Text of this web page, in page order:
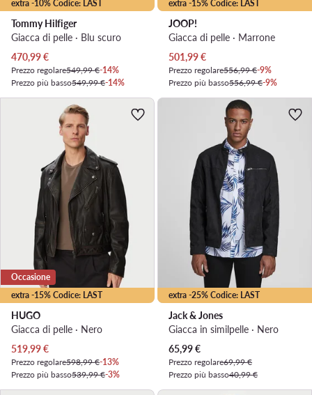
extra -10% Codice: LAST
Tommy Hilfiger
Giacca di pelle · Blu scuro
Prezzo attuale
470,99€
Prezzo regolare549,99 €-14%
Prezzo più basso549,99 €-14%
extra -15% Codice: LAST
JOOP!
Giacca di pelle · Marrone
Prezzo attuale
501,99€
Prezzo regolare556,99 €-9%
Prezzo più basso556,99 €-9%
extra -15% Codice: LAST
Occasione
HUGO
Giacca di pelle · Nero
Prezzo attuale
519,99€
Prezzo regolare598,99 €-13%
Prezzo più basso539,99 €-3%
extra -25% Codice: LAST
Jack & Jones
Giacca in similpelle · Nero
Prezzo attuale
65,99€
Prezzo regolare69,99 €
Prezzo più basso40,99 €